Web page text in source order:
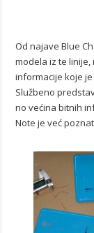
Od najave Blue
modela iz te
informacije koje
Službeno
no većina bitnih
Note je već